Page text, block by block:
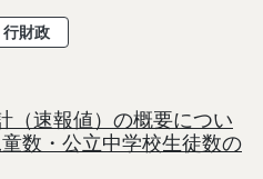
行財政
（速報値）の概要につい
数・公立中学校生徒数の